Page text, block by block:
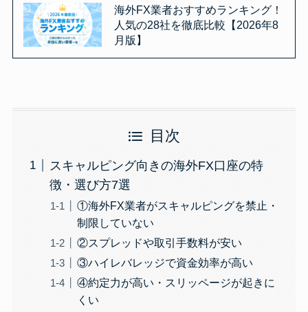
海外FX業者おすすめランキング！
人気の28社を徹底比較【2026年8
月版】
目次
スキャルピング向きの海外FX口座の特
徴・選び方7選
①海外FX業者がスキャルピングを禁止・
制限していない
②スプレッドや取引手数料が安い
③ハイレバレッジで資金効率が高い
④約定力が高い・スリッページが起きに
くい